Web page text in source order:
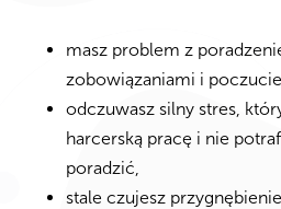
masz problem z
zobowiązaniami i
odczuwasz silny stres,
harcerską pracę i nie
poradzić,
stale czujesz